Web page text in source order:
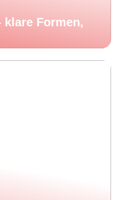
klare Formen,